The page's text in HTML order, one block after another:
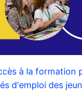
à la formation
d'emploi des